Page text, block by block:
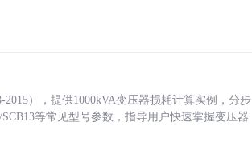
），提供1000kVA变压器损耗计算实例，分步
等常见型号参数，指导用户快速掌握变压器